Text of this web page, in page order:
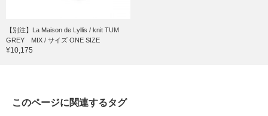
【別注】La Maison de Lyllis / knit TUM
GREY MIX / サイズ ONE SIZE
¥10,175
このページに関連するタグ